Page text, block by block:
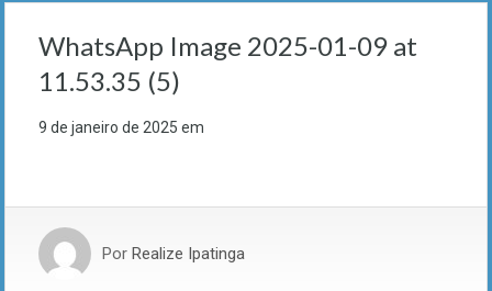
WhatsApp Image 2025-01-09 at
11.53.35 (5)
9 de janeiro de 2025 em
Por Realize Ipatinga